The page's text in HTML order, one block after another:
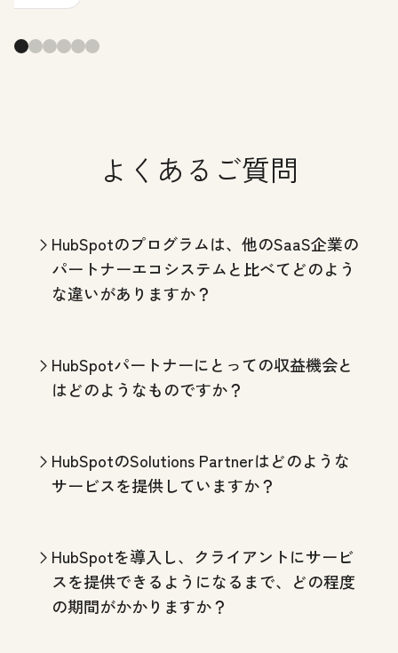
よくあるご質問
HubSpotのプログラムは、他のSaaS企業の
パートナーエコシステムと比べてどのよう
な違いがありますか？
HubSpotパートナーにとっての収益機会と
はどのようなものですか？
HubSpotのSolutions Partnerはどのような
サービスを提供していますか？
HubSpotを導入し、クライアントにサービ
スを提供できるようになるまで、どの程度
の期間がかかりますか？